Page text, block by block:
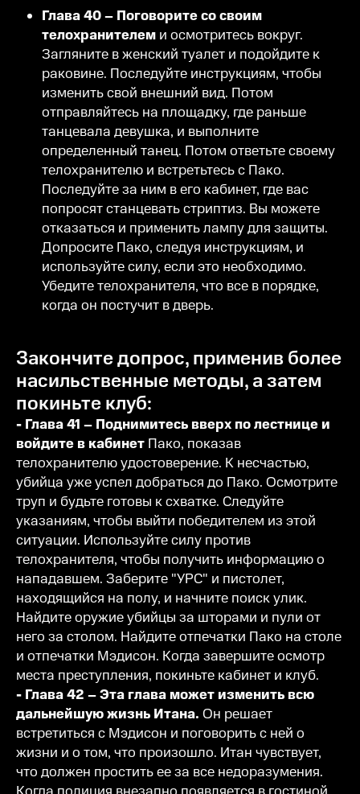
Глава 40 – Поговорите со своим
телохранителем и осмотритесь вокруг.
Загляните в женский туалет и подойдите к
раковине. Последуйте инструкциям, чтобы
изменить свой внешний вид. Потом
отправляйтесь на площадку, где раньше
танцевала девушка, и выполните
определенный танец. Потом ответьте своему
телохранителю и встретьтесь с Пако.
Последуйте за ним в его кабинет, где вас
попросят станцевать стриптиз. Вы можете
отказаться и применить лампу для защиты.
Допросите Пако, следуя инструкциям, и
используйте силу, если это необходимо.
Убедите телохранителя, что все в порядке,
когда он постучит в дверь.
Закончите допрос, применив более
насильственные методы, а затем
покиньте клуб:
- Глава 41 – Поднимитесь вверх по лестнице и
войдите в кабинет Пако, показав
телохранителю удостоверение. К несчастью,
убийца уже успел добраться до Пако. Осмотрите
труп и будьте готовы к схватке. Следуйте
указаниям, чтобы выйти победителем из этой
ситуации. Используйте силу против
телохранителя, чтобы получить информацию о
нападавшем. Заберите "УРС" и пистолет,
находящийся на полу, и начните поиск улик.
Найдите оружие убийцы за шторами и пули от
него за столом. Найдите отпечатки Пако на столе
и отпечатки Мэдисон. Когда завершите осмотр
места преступления, покиньте кабинет и клуб.
- Глава 42 – Эта глава может изменить всю
дальнейшую жизнь Итана. Он решает
встретиться с Мэдисон и поговорить с ней о
жизни и о том, что произошло. Итан чувствует,
что должен простить ее за все недоразумения.